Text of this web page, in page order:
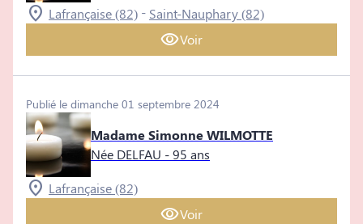
Lafrançaise (82) - Saint-Nauphary (82)
Voir
Publié le dimanche 01 septembre 2024
Madame Simonne WILMOTTE
Née DELFAU - 95 ans
Lafrançaise (82)
Voir